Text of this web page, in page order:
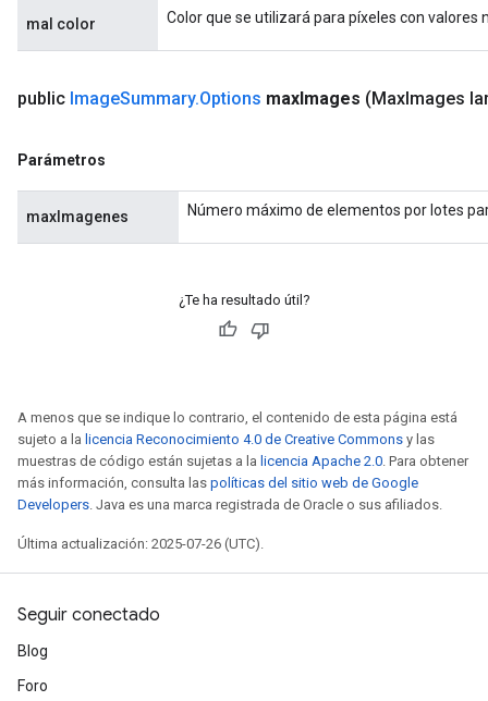
mal color Color que se utilizará para píxeles con valores
public ImageSummary.Options maxImages (MaxImages
Parámetros
maxImagenes Número máximo de elementos por lotes
¿Te ha resultado útil?
A menos que se indique lo contrario, el contenido de esta página está
sujeto a la licencia Reconocimiento 4.0 de Creative Commons y las
muestras de código están sujetas a la licencia Apache 2.0. Para obtener
más información, consulta las políticas del sitio web de Google
Developers. Java es una marca registrada de Oracle o sus afiliados.
Última actualización: 2025-07-26 (UTC).
Seguir conectado
Blog
Foro